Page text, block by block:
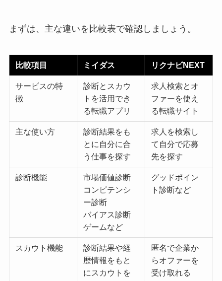
まずは、主な違いを比較表で確認しましょう。
比較項目 ミイダス リクナビNEXT
サービスの特
徴
診断とスカウ
トを活用でき
る転職アプリ
求人検索とオ
ファーを使え
る転職サイト
主な使い方
診断結果をも
とに自分に合
う仕事を探す
求人を検索し
て自分で応募
先を探す
診断機能
市場価値診断
コンピテンシ
ー診断
バイアス診断
ゲームなど
グッドポイン
ト診断など
スカウト機能
診断結果や経
歴情報をもと
にスカウトを
匿名で企業か
らオファーを
受け取れる